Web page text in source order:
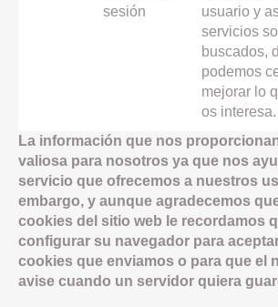
sesión
usuario y
servicios
buscados,
podemos
mejorar lo
os interesa.
La información que nos
valiosa para nosotros ya que nos
servicio que ofrecemos a nuestros
embargo, y aunque agradecemos
cookies del sitio web le recordamos
configurar su navegador para
cookies que enviamos o para que el
avise cuando un servidor quiera